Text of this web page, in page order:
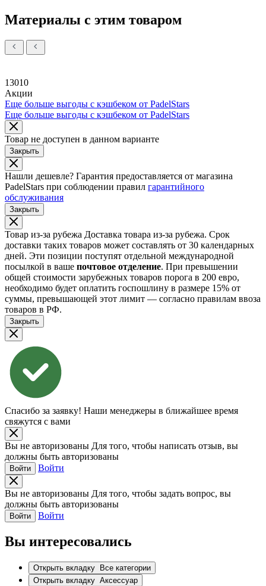
Материалы с этим товаром
13010
Акции
Еще больше выгоды с кэшбеком от PadelStars
Еще больше выгоды с кэшбеком от PadelStars
Товар не доступен в данном варианте
Закрыть
Нашли дешевле? Гарантия предоставляется от магазина
PadelStars при соблюдении правил гарантийного
обслуживания
Закрыть
Товар из-за рубежа Доставка товара из-за рубежа. Срок
доставки таких товаров может составлять от 30 календарных
дней. Эти позиции поступят отдельной международной
посылкой в ваше почтовое отделение. При превышении
общей стоимости зарубежных товаров порога в 200 евро,
необходимо будет оплатить госпошлину в размере 15% от
суммы, превышающей этот лимит — согласно правилам ввоза
товаров в РФ.
Закрыть
Спасибо за заявку! Наши менеджеры в ближайшее время
свяжутся с вами
Вы не авторизованы Для того, чтобы написать отзыв, вы
должны быть авторизованы
Войти Войти
Вы не авторизованы Для того, чтобы задать вопрос, вы
должны быть авторизованы
Войти Войти
Вы интересовались
Открыть вкладку
Все категории
Открыть вкладку Аксессуар